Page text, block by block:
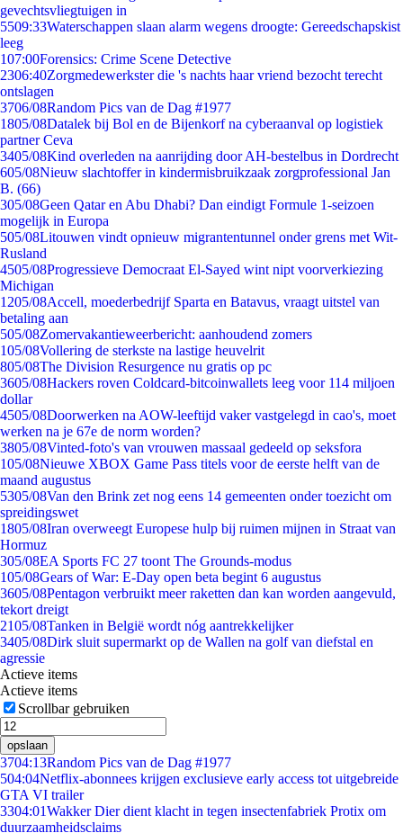
gevechtsvliegtuigen in
5509:33Waterschappen slaan alarm wegens droogte: Gereedschapskist
leeg
107:00Forensics: Crime Scene Detective
2306:40Zorgmedewerkster die 's nachts haar vriend bezocht terecht
ontslagen
3706/08Random Pics van de Dag #1977
1805/08Datalek bij Bol en de Bijenkorf na cyberaanval op logistiek
partner Ceva
3405/08Kind overleden na aanrijding door AH-bestelbus in Dordrecht
605/08Nieuw slachtoffer in kindermisbruikzaak zorgprofessional Jan
B. (66)
305/08Geen Qatar en Abu Dhabi? Dan eindigt Formule 1-seizoen
mogelijk in Europa
505/08Litouwen vindt opnieuw migrantentunnel onder grens met Wit-
Rusland
4505/08Progressieve Democraat El-Sayed wint nipt voorverkiezing
Michigan
1205/08Accell, moederbedrijf Sparta en Batavus, vraagt uitstel van
betaling aan
505/08Zomervakantieweerbericht: aanhoudend zomers
105/08Vollering de sterkste na lastige heuvelrit
805/08The Division Resurgence nu gratis op pc
3605/08Hackers roven Coldcard-bitcoinwallets leeg voor 114 miljoen
dollar
4505/08Doorwerken na AOW-leeftijd vaker vastgelegd in cao's, moet
werken na je 67e de norm worden?
3805/08Vinted-foto's van vrouwen massaal gedeeld op seksfora
105/08Nieuwe XBOX Game Pass titels voor de eerste helft van de
maand augustus
5305/08Van den Brink zet nog eens 14 gemeenten onder toezicht om
spreidingswet
1805/08Iran overweegt Europese hulp bij ruimen mijnen in Straat van
Hormuz
305/08EA Sports FC 27 toont The Grounds-modus
105/08Gears of War: E-Day open beta begint 6 augustus
3605/08Pentagon verbruikt meer raketten dan kan worden aangevuld,
tekort dreigt
2105/08Tanken in België wordt nóg aantrekkelijker
3405/08Dirk sluit supermarkt op de Wallen na golf van diefstal en
agressie
Actieve items
Actieve items
Scrollbar gebruiken
opslaan
3704:13Random Pics van de Dag #1977
504:04Netflix-abonnees krijgen exclusieve early access tot uitgebreide
GTA VI trailer
3304:01Wakker Dier dient klacht in tegen insectenfabriek Protix om
duurzaamheidsclaims